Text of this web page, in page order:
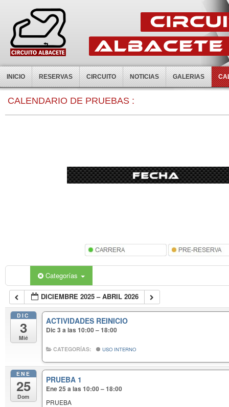
INICIO RESERVAS CIRCUITO NOTICIAS GALERIAS
CALENDARIO DE PRUEBAS :
Categorías
DICIEMBRE 2025 – ABRIL 2026
DIC
3
Mié
ACTIVIDADES REINICIO
Dic 3 a las 10:00 – 18:00
CATEGORÍAS: USO INTERNO
ENE
25
Dom
PRUEBA 1
Ene 25 a las 10:00 – 18:00
PRUEBA